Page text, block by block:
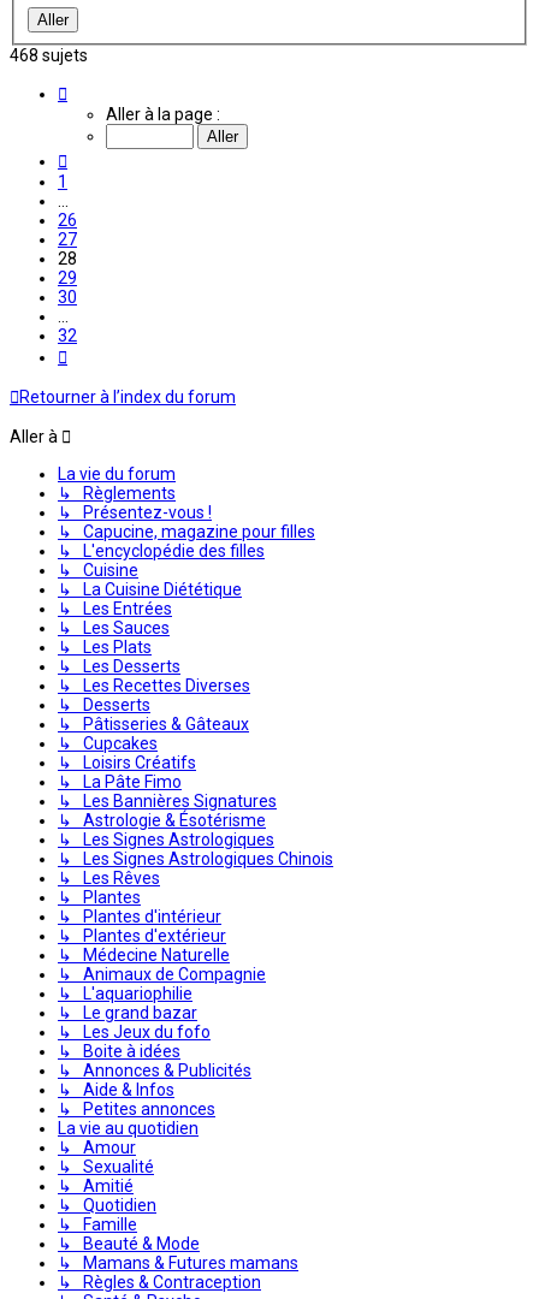
468 sujets
Aller à la page :
1
26
27
28
29
30
32
Retourner à l’index du forum
Aller à
La vie du forum
↳ Règlements
↳ Présentez-vous !
↳ Capucine, magazine pour filles
↳ L'encyclopédie des filles
↳ Cuisine
↳ La Cuisine Diététique
↳ Les Entrées
↳ Les Sauces
↳ Les Plats
↳ Les Desserts
↳ Les Recettes Diverses
↳ Desserts
↳ Pâtisseries & Gâteaux
↳ Cupcakes
↳ Loisirs Créatifs
↳ La Pâte Fimo
↳ Les Bannières Signatures
↳ Astrologie & Ésotérisme
↳ Les Signes Astrologiques
↳ Les Signes Astrologiques Chinois
↳ Les Rêves
↳ Plantes
↳ Plantes d'intérieur
↳ Plantes d'extérieur
↳ Médecine Naturelle
↳ Animaux de Compagnie
↳ L'aquariophilie
↳ Le grand bazar
↳ Les Jeux du fofo
↳ Boite à idées
↳ Annonces & Publicités
↳ Aide & Infos
↳ Petites annonces
La vie au quotidien
↳ Amour
↳ Sexualité
↳ Amitié
↳ Quotidien
↳ Famille
↳ Beauté & Mode
↳ Mamans & Futures mamans
↳ Règles & Contraception